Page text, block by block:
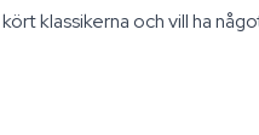
klassikerna och vill ha